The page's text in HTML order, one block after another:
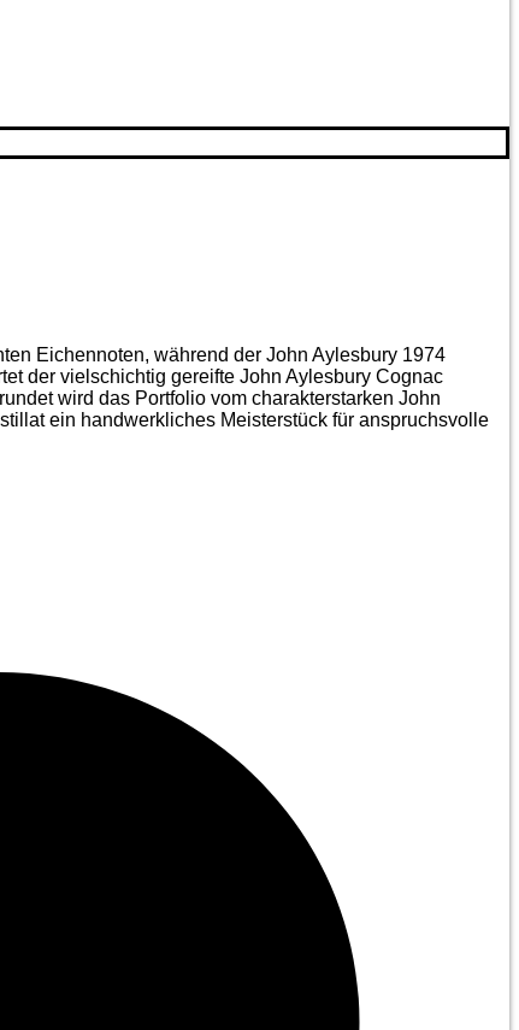
Eichen­noten, während der John Aylesbury 1974
der vielschichtig gereifte John Aylesbury Cognac
wird das Portfolio vom charakterstarken John
ein handwerkliches Meister­stück für anspruchsvolle